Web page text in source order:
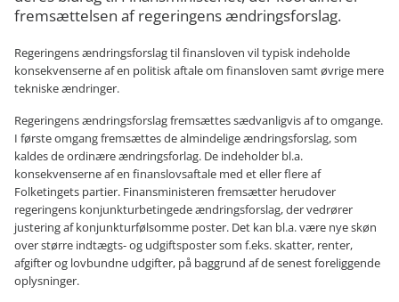
fremsættelsen af regeringens ændringsforslag.
Regeringens ændringsforslag til finansloven vil typisk indeholde
konsekvenserne af en politisk aftale om finansloven samt øvrige mere
tekniske ændringer.
Regeringens ændringsforslag fremsættes sædvanligvis af to omgange.
I første omgang fremsættes de almindelige ændringsforslag, som
kaldes de ordinære ændringsforlag. De indeholder bl.a.
konsekvenserne af en finanslovsaftale med et eller flere af
Folketingets partier. Finansministeren fremsætter herudover
regeringens konjunkturbetingede ændringsforslag, der vedrører
justering af konjunkturfølsomme poster. Det kan bl.a. være nye skøn
over større indtægts- og udgiftsposter som f.eks. skatter, renter,
afgifter og lovbundne udgifter, på baggrund af de senest foreliggende
oplysninger.